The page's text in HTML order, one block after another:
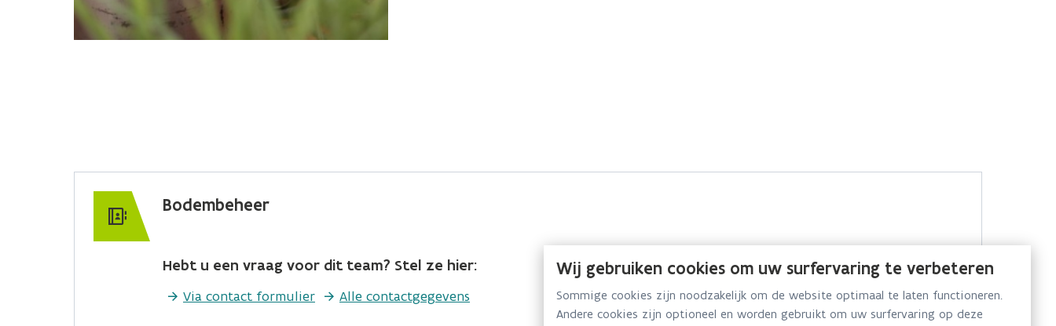
Bodembeheer
Hebt u een vraag voor dit team? Stel ze hier:
Via contact formulier Alle contactgegevens
Wij gebruiken cookies om uw surfervaring te verbeteren
Sommige cookies zijn noodzakelijk om de website optimaal te laten functioneren.
Andere cookies zijn optioneel en worden gebruikt om uw surfervaring op deze